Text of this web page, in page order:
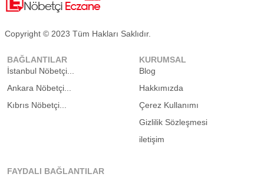
Copyright © 2023 Tüm Hakları Saklıdır.
BAĞLANTILAR
İstanbul Nöbetçi...
Ankara Nöbetçi...
Kıbrıs Nöbetçi...
KURUMSAL
Blog
Hakkımızda
Çerez Kullanımı
Gizlilik Sözleşmesi
iletişim
FAYDALI BAĞLANTILAR